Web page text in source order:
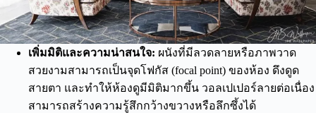
เพิ่มมิติและความน่าสนใจ: ผนังที่มีลวดลายหรือภาพวาด
สวยงามสามารถเป็นจุดโฟกัส (focal point) ของห้อง ดึงดูด
สายตา และทำให้ห้องดูมีมิติมากขึ้น วอลเปเปอร์ลายต่อเนื่อง
สามารถสร้างความรู้สึกกว้างขวางหรือลึกซึ้งได้